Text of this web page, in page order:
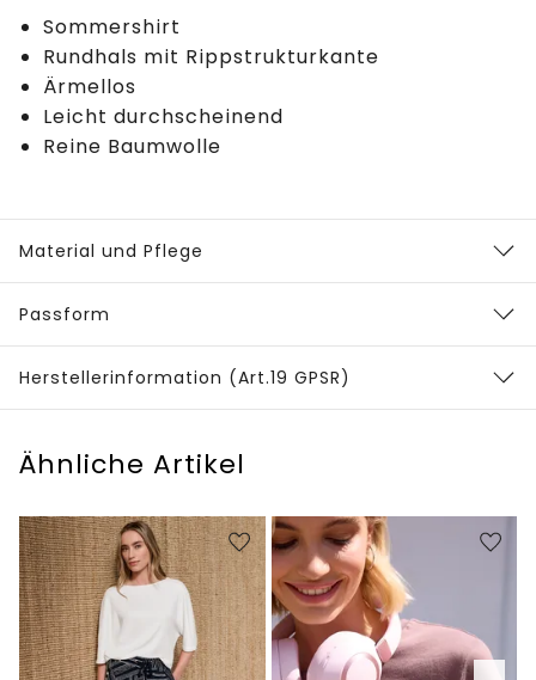
Sommershirt
Rundhals mit Rippstrukturkante
Ärmellos
Leicht durchscheinend
Reine Baumwolle
Material und Pflege
Passform
Herstellerinformation (Art.19 GPSR)
Ähnliche Artikel